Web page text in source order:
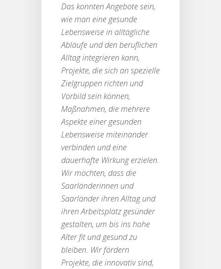
Das konnten Angebote sein,
wie man eine gesunde
Lebensweise in alltägliche
Abläufe und den beruflichen
Alltag integrieren kann,
Projekte, die sich an spezielle
Zielgruppen richten und
Vorbild sein können,
Maßnahmen, die mehrere
Aspekte einer gesunden
Lebensweise miteinander
verbinden und eine
dauerhafte Wirkung erzielen.
Wir möchten, dass die
Saarländerinnen und
Saarländer ihren Alltag und
ihren Arbeitsplatz gesünder
gestalten, um bis ins hohe
Alter fit und gesund zu
bleiben. Wir fördern
Projekte, die innovativ sind,